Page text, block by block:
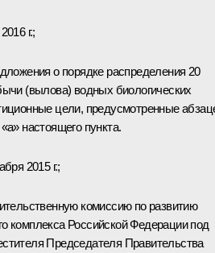
г.;
о порядке распределения 20
(вылова) водных биологических
цели, предусмотренные
настоящего пункта.
2015 г.;
комиссию по развитию
комплекса Российской Федерации под
Председателя Правительства